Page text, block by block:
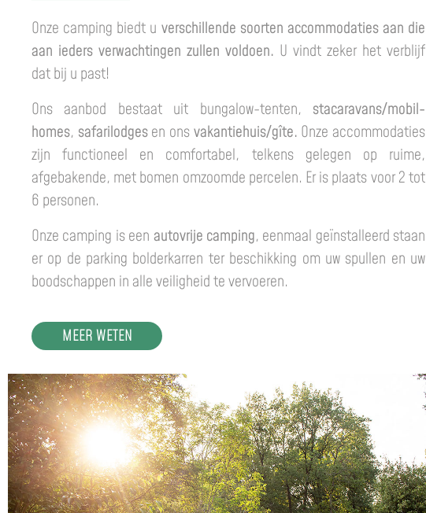
Onze camping biedt u verschillende soorten accommodaties aan die
aan ieders verwachtingen zullen voldoen. U vindt zeker het verblijf
dat bij u past!
Ons aanbod bestaat uit bungalow-tenten, stacaravans/mobil-
homes, safarilodgesen onsvakantiehuis/gîte. Onze accommodaties
zijn functioneel en comfortabel, telkens gelegen op ruime,
afgebakende, met bomen omzoomde percelen. Er is plaats voor 2 tot
6 personen.
Onze camping is een autovrije camping, eenmaal geïnstalleerd staan
er op de parking bolderkarren ter beschikking om uw spullen en uw
boodschappen in alle veiligheid te vervoeren.
MEER WETEN